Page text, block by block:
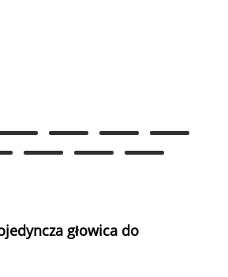
głowica do